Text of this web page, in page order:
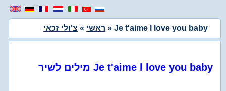
ראשי » צ'ולי זכאי » Je t'aime l love you baby
מילים לשיר Je t'aime l love you baby